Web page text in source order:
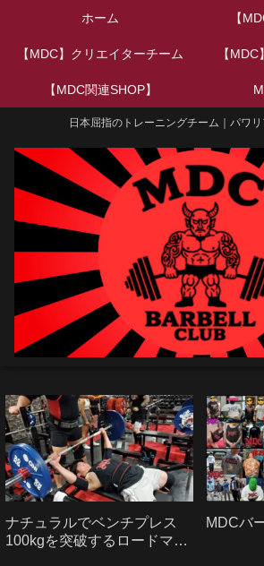
日本屈指のトレーニングチーム｜パワ
ホーム 【
【MDC】クリエイターチーム 【
【MDC関連SHOP】
ナチュラルでベンチプレス
100kgを突破するロードマッ
MDCバ